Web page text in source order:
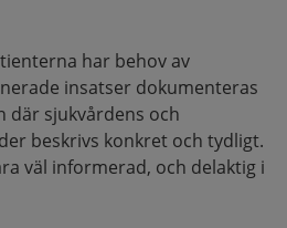
har behov av
insatser dokumenteras
där sjukvårdens och
beskrivs konkret och tydligt.
väl informerad, och delaktig i